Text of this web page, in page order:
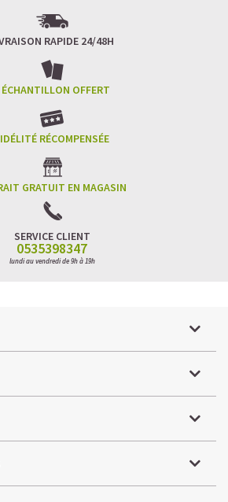
RAPIDE 24/48H
ÉCHANTILLON OFFERT
RÉCOMPENSÉE
GRATUIT EN MAGASIN
SERVICE CLIENT
0535398347
lundi au vendredi de 9h à 19h